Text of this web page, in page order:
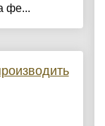
фе...